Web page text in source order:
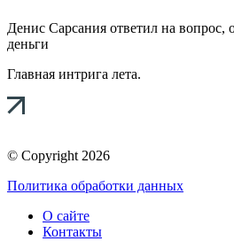
Денис Сарсания ответил на вопрос,
деньги
Главная интрига лета.
© Copyright 2026
Политика обработки данных
О сайте
Контакты